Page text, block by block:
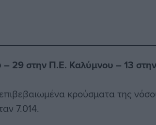
29 στην Π.Ε. Καλύμνου – 13
κρούσματα της
7.014.